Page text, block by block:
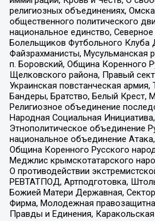
религиозных объединениях,
общественного политического
национальное единство, Северное
Болельщиков Футбольного Клуба
Файзрахманисты, Мусульманская
п. Боровский, Община Коренного
Щелковского района, Правый
Украинская повстанческая армия,
Бандеры, Братство, Белый Крест,
Религиозное объединение
Народная Социальная Инициатива,
Этнополитическое объединение
национальное объединение
Община Коренного Русского
Меджлис крымскотатарского
О противодействии
РЕВТАТПОД, Артподготовка,
Божией Матери Державная,
Фирма, Молодежная
Правды и Единения, Каракольская